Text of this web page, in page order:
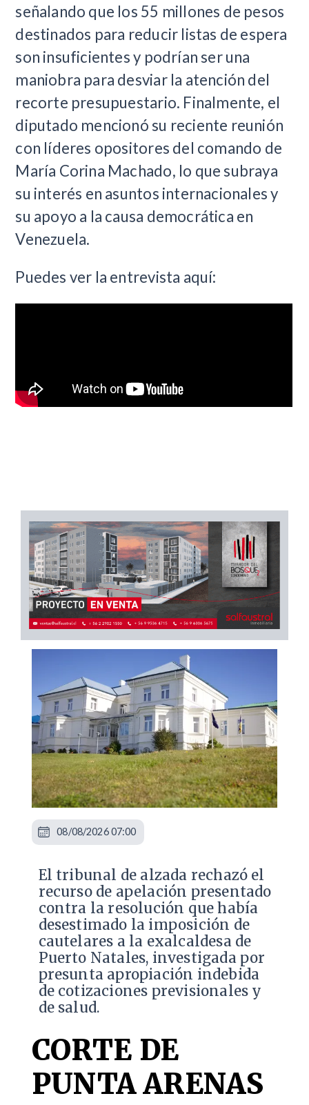
señalando que los 55 millones de pesos
destinados para reducir listas de espera
son insuficientes y podrían ser una
maniobra para desviar la atención del
recorte presupuestario. Finalmente, el
diputado mencionó su reciente reunión
con líderes opositores del comando de
María Corina Machado, lo que subraya
su interés en asuntos internacionales y
su apoyo a la causa democrática en
Venezuela.
Puedes ver la entrevista aquí:
​El tribunal de alzada rechazó el
recurso de apelación presentado
contra la resolución que había
desestimado la imposición de
cautelares a la exalcaldesa de
Puerto Natales, investigada por
presunta apropiación indebida
de cotizaciones previsionales y
de salud.
CORTE DE
PUNTA ARENAS
08/08/2026 07:00